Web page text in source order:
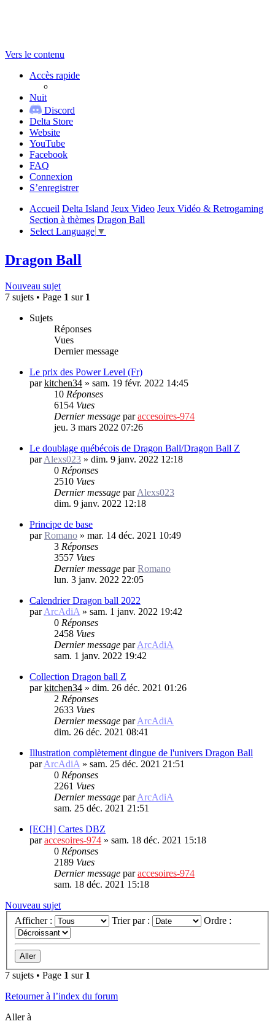
Vers le contenu
Accès rapide
Nuit
Discord
Delta Store
Website
YouTube
Facebook
FAQ
Connexion
S’enregistrer
Accueil Delta Island Jeux Video Jeux Vidéo & Retrogaming
Section à thèmes Dragon Ball
Select Language ▼
Dragon Ball
Nouveau sujet
7 sujets • Page 1 sur 1
Sujets
Réponses
Vues
Dernier message
Le prix des Power Level (Fr)
parkitchen34 » sam. 19 févr. 2022 14:45
10 Réponses
6154 Vues
Dernier message paraccesoires-974
jeu. 3 mars 2022 07:26
Le doublage québécois de Dragon Ball/Dragon Ball Z
parAlexs023 » dim. 9 janv. 2022 12:18
0 Réponses
2510 Vues
Dernier message parAlexs023
dim. 9 janv. 2022 12:18
Principe de base
parRomano » mar. 14 déc. 2021 10:49
3 Réponses
3557 Vues
Dernier message parRomano
lun. 3 janv. 2022 22:05
Calendrier Dragon ball 2022
parArcAdiA » sam. 1 janv. 2022 19:42
0 Réponses
2458 Vues
Dernier message parArcAdiA
sam. 1 janv. 2022 19:42
Collection Dragon ball Z
parkitchen34 » dim. 26 déc. 2021 01:26
2 Réponses
2633 Vues
Dernier message parArcAdiA
dim. 26 déc. 2021 08:41
Illustration complètement dingue de l'univers Dragon Ball
parArcAdiA » sam. 25 déc. 2021 21:51
0 Réponses
2261 Vues
Dernier message parArcAdiA
sam. 25 déc. 2021 21:51
[ECH] Cartes DBZ
paraccesoires-974 » sam. 18 déc. 2021 15:18
0 Réponses
2189 Vues
Dernier message paraccesoires-974
sam. 18 déc. 2021 15:18
Nouveau sujet
Afficher :
Trier par : Ordre :
7 sujets • Page 1 sur 1
Retourner à l’index du forum
Aller à